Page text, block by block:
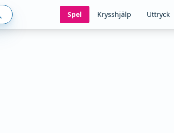
Spel Krysshjälp Uttryck